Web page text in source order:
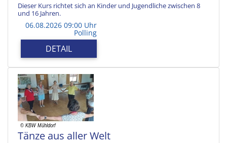
Dieser Kurs richtet sich an Kinder und Jugendliche zwischen 8
und 16 Jahren.
06.08.2026 09:00 Uhr
Polling
DETAIL
Tänze aus aller Welt